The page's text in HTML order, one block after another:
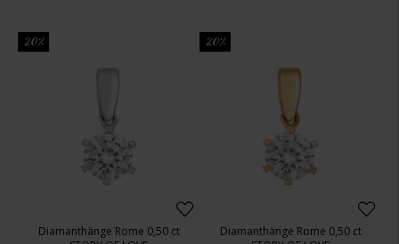
20%
Diamanthänge Rome 0,50 ct
20%
Diamanthänge Rome 0,50 ct